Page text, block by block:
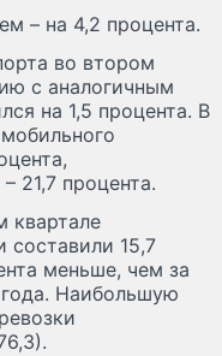
– на 4,2 процента.
во втором
с аналогичным
на 1,5 процента. В
21,7 процента.
квартале
составили 15,7
меньше, чем за
Наибольшую